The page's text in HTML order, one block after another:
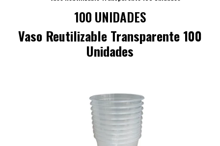
100 UNIDADES
Vaso Reutilizable Transparente 100
Unidades